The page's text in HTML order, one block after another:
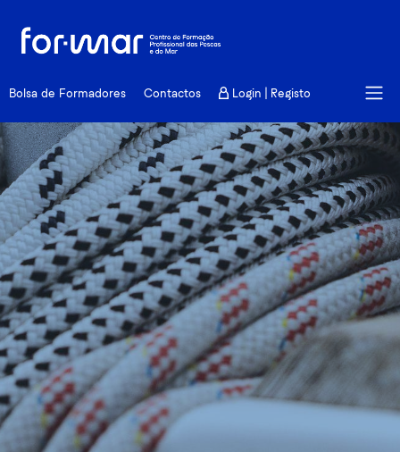
Bolsa de Formadores Contactos Login | Registo
Centro Qualifica